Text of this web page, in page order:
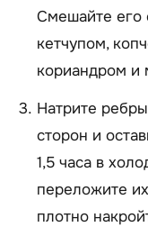
Смешайте его
кетчупом,
кориандром
Натрите
сторон и
1,5 часа в
переложите
плотно